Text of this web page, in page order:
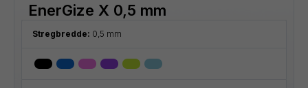
EnerGize X 0,5 mm
Stregbredde: 0,5 mm